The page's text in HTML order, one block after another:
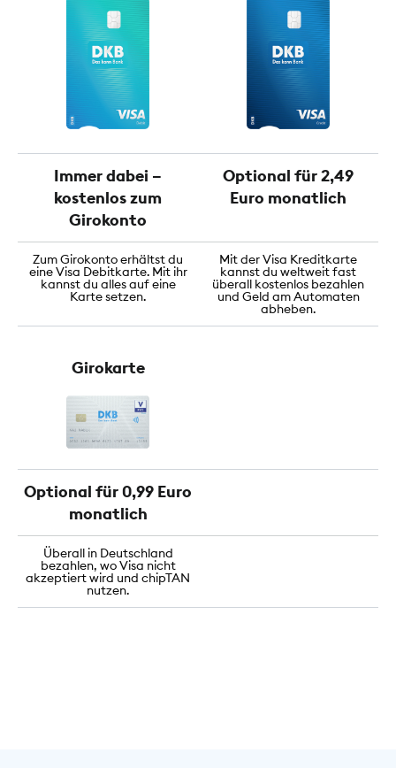
Immer dabei –
kostenlos zum
Girokonto
Optional für 2,49
Euro monatlich
Zum Girokonto erhältst du
eine Visa Debitkarte. Mit ihr
kannst du alles auf eine
Karte setzen.
Mit der Visa Kreditkarte
kannst du weltweit fast
überall kostenlos bezahlen
und Geld am Automaten
abheben.
Girokarte
Optional für 0,99 Euro
monatlich
Überall in Deutschland
bezahlen, wo Visa nicht
akzeptiert wird und chipTAN
nutzen.